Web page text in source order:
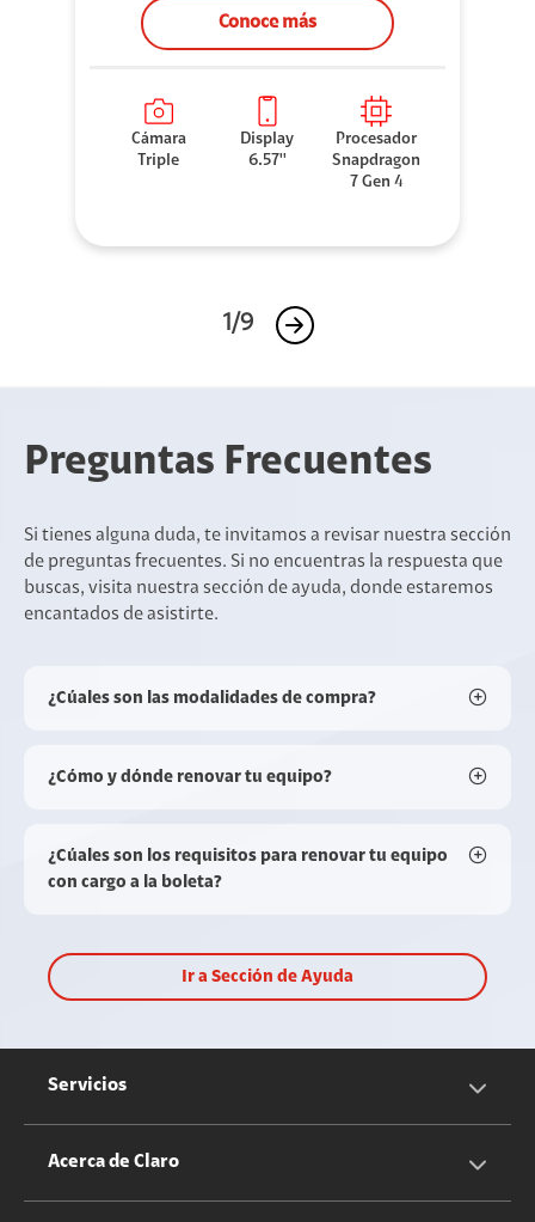
Conoce más
Cámara
Triple
Display
6.57''
Procesador
Snapdragon
7 Gen 4
1/9
Preguntas Frecuentes
Si tienes alguna duda, te invitamos a revisar nuestra sección
de preguntas frecuentes. Si no encuentras la respuesta que
buscas, visita nuestra sección de ayuda, donde estaremos
encantados de asistirte.
¿Cúales son las modalidades de compra?
¿Cómo y dónde renovar tu equipo?
¿Cúales son los requisitos para renovar tu equipo
con cargo a la boleta?
Ir a Sección de Ayuda
Servicios
Servicios Móviles
Acerca de Claro